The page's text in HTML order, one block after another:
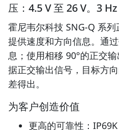
压：4.5 V 至 26 V。3
霍尼韦尔科技 SNG-Q 系
提供速度和方向信息。通
息；使用相移 90°的正交
据正交输出信号，目标方
差得出。
为客户创造价值
更高的可靠性：